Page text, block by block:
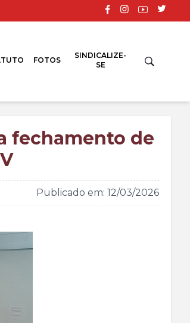
FOTOS
SINDICALIZE-
SE
fechamento de
Publicado em: 12/03/2026